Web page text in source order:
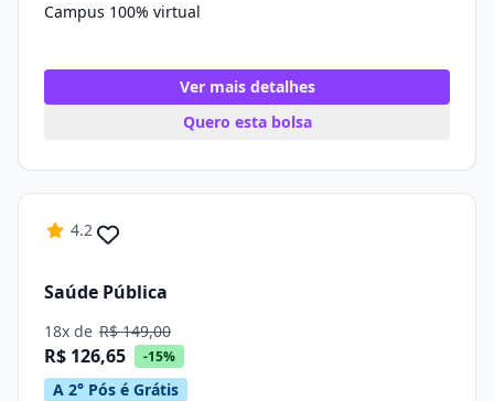
Campus 100% virtual
Ver mais detalhes
Quero esta bolsa
4.2
Saúde Pública
18x de R$ 149,00
R$ 126,65 -15%
A 2° Pós é Grátis